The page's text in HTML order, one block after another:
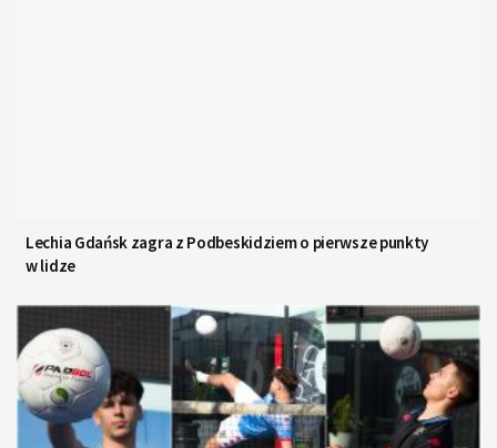
Lechia Gdańsk zagra z Podbeskidziem o pierwsze punkty
w lidze